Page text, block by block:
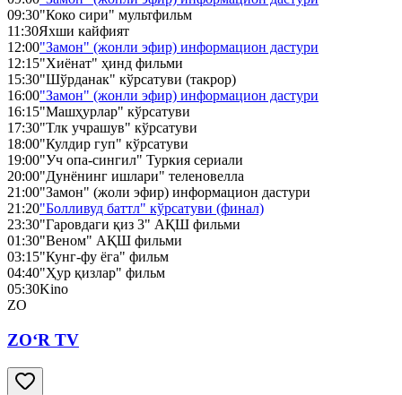
09:30"Коко сири" мультфильм
11:30Яхши кайфият
12:00"Замон" (жонли эфир) информацион дастури
12:15"Хиёнат" ҳинд фильми
15:30"Шўрданак" кўрсатуви (такрор)
16:00"Замон" (жонли эфир) информацион дастури
16:15"Машҳурлар" кўрсатуви
17:30"Тлк учрашув" кўрсатуви
18:00"Кулдир гуп" кўрсатуви
19:00"Уч опа-сингил" Туркия сериали
20:00"Дунёнинг ишлари" теленовелла
21:00"Замон" (жоли эфир) информацион дастури
21:20"Болливуд баттл" кўрсатуви (финал)
23:30"Гаровдаги қиз 3" АҚШ фильми
01:30"Веном" АҚШ фильми
03:15"Кунг-фу ёга" фильм
04:40"Ҳур қизлар" фильм
05:30Kino
ZO
ZO‘R TV